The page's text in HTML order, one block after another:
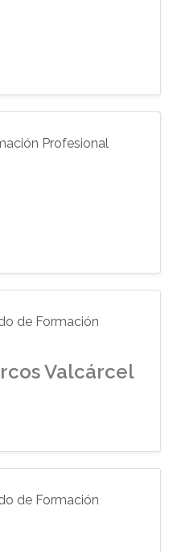
Profesional
de Formación
Valcárcel
de Formación